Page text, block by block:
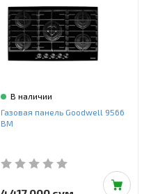
В наличии
Газовая панель Goodwell 9566
BM